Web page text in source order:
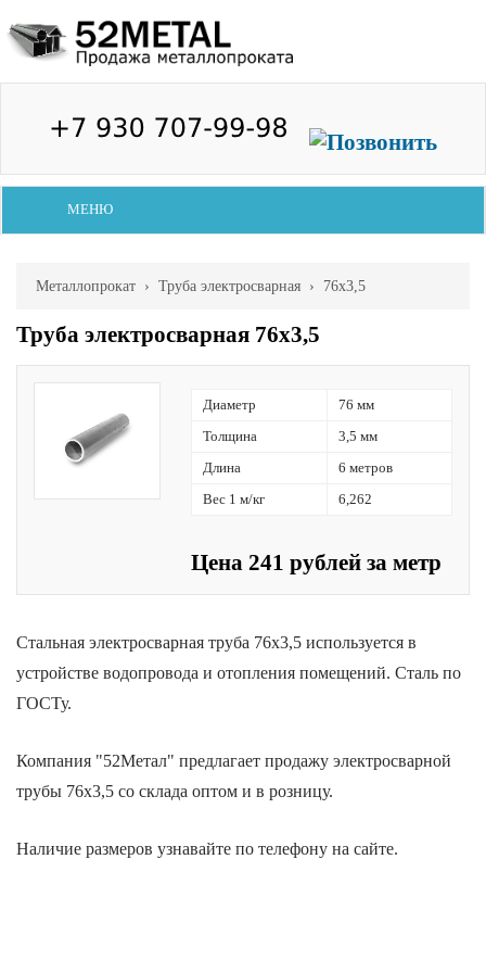
МЕНЮ
Металлопрокат › Труба электросварная › 76х3,5
Труба электросварная 76х3,5
Диаметр 76 мм
Толщина 3,5 мм
Длина 6 метров
Вес 1 м/кг 6,262
Цена 241 рублей за метр
Стальная электросварная труба 76х3,5 используется в
устройстве водопровода и отопления помещений. Сталь по
ГОСТу.
Компания "52Метал" предлагает продажу электросварной
трубы 76х3,5 со склада оптом и в розницу.
Наличие размеров узнавайте по телефону на сайте.